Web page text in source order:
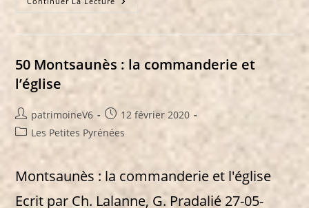
Montpezat
50 Montsaunès : la commanderie et
l’église
Auteur/autrice
de
publication :
patrimoineV6
Publication
publiée :
12 février 2020
Post
category:
Les Petites Pyrénées
Montsaunès : la commanderie et l'église
Ecrit par Ch. Lalanne, G. Pradalié 27-05-